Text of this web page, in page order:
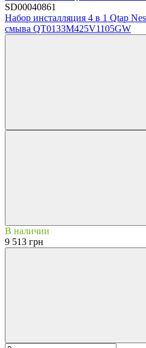
SD00040861
Набор инсталляция 4 в 1 Qtap
смыва QT0133M425V1105GW
В наличии
9 513 грн